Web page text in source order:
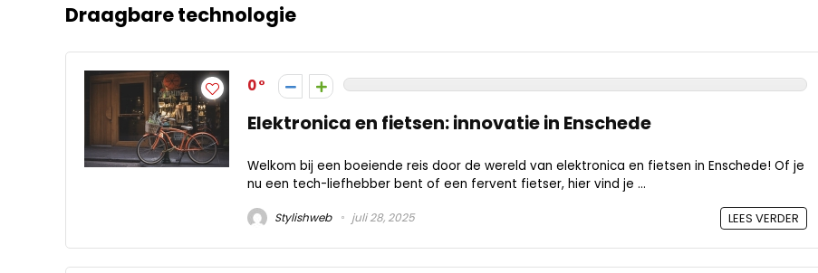
Draagbare technologie
0
Elektronica en fietsen: innovatie in Enschede
Welkom bij een boeiende reis door de wereld van elektronica en fietsen in Enschede! Of je
nu een tech-liefhebber bent of een fervent fietser, hier vind je ...
Stylishweb juli 28, 2025 LEES VERDER